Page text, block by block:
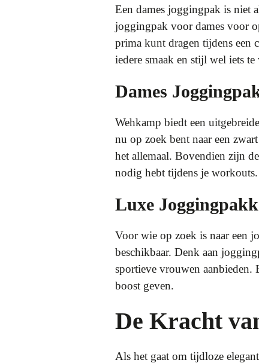
Een dames joggingpak is niet
joggingpak voor dames voor
prima kunt dragen tijdens een
iedere smaak en stijl wel iets
Dames
Wehkamp biedt een
nu op zoek bent naar een
het allemaal. Bovendien zijn
nodig hebt tijdens je workouts.
Luxe
Voor wie op zoek is naar een
beschikbaar. Denk aan
sportieve vrouwen aanbieden.
boost geven.
De Kracht
Als het gaat om tijdloze